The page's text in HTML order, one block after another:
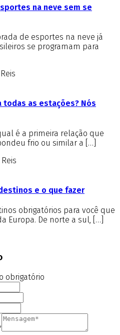
na neve sem se
de esportes na neve já
se programam para
todas as estações? Nós
é a primeira relação que
frio ou similar a […]
e o que fazer
obrigatórios para você que
Europa. De norte a sul, […]
obrigatório